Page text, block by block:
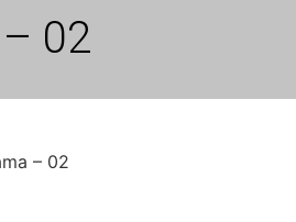
02
– 02